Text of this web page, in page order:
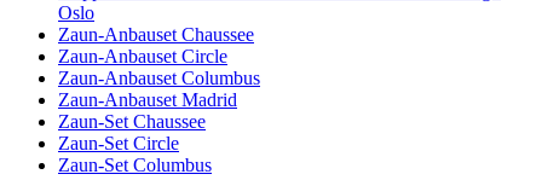
Oslo
Zaun-Anbauset Chaussee
Zaun-Anbauset Circle
Zaun-Anbauset Columbus
Zaun-Anbauset Madrid
Zaun-Set Chaussee
Zaun-Set Circle
Zaun-Set Columbus